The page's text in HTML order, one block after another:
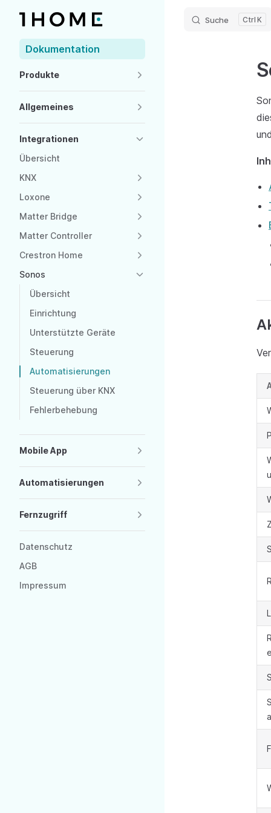
Skip to content Suche K
Sidebar Navigation
Dokumentation
Produkte
Allgemeines
Integrationen
Übersicht
KNX
Loxone
Matter Bridge
Matter Controller
Crestron Home
Sonos
Übersicht
Einrichtung
Unterstützte Geräte
Steuerung
Automatisierungen
Steuerung über KNX
Fehlerbehebung
Mobile App
Automatisierungen
Fernzugriff
Datenschutz
AGB
Impressum